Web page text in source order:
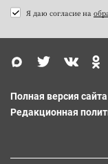
Я даю согласие на
Полная версия сайта
Редакционная